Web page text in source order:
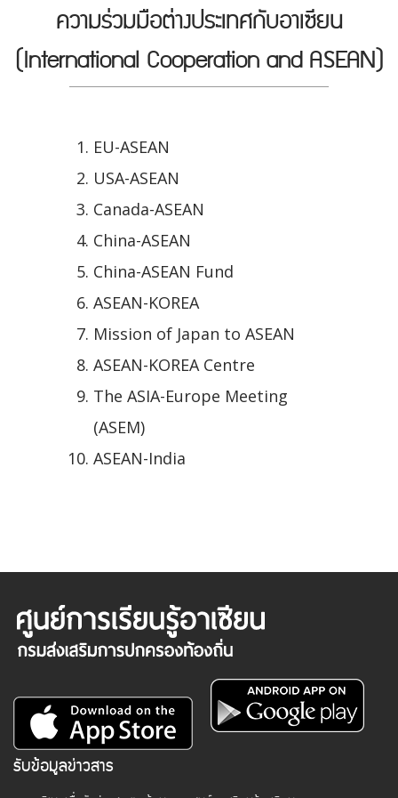
ความร่วมมือต่างประเทศกับอาเซียน
(International Cooperation and ASEAN)
EU-ASEAN
USA-ASEAN
Canada-ASEAN
China-ASEAN
China-ASEAN Fund
ASEAN-KOREA
Mission of Japan to ASEAN
ASEAN-KOREA Centre
The ASIA-Europe Meeting
(ASEM)
ASEAN-India
รับข้อมูลข่าวสาร